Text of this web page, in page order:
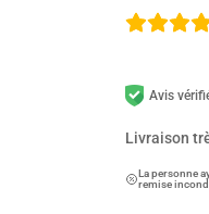
Avis
Livraison
La personne
remise